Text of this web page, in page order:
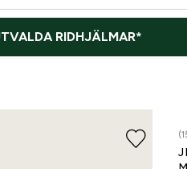
RIDHJÄLMAR*